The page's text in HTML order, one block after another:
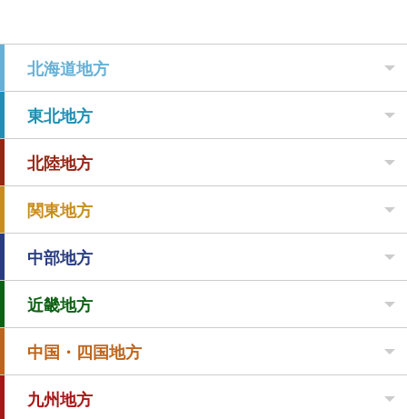
北海道地方
東北地方
北陸地方
関東地方
中部地方
近畿地方
中国・四国地方
九州地方